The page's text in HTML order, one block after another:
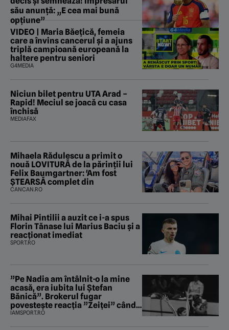
său anunță: „E cea mai bună
opțiune”
VIDEO | Maria Băețică, femeia
care a învins cancerul și a ajuns
triplă campioană europeană la
haltere pentru seniori
G4MEDIA
Niciun bilet pentru UTA Arad –
Rapid! Meciul se joacă cu casa
închisă
MEDIAFAX
Mihaela Rădulescu a primit o
nouă LOVITURĂ de la părinții lui
Felix Baumgartner: 'Am fost
ȘTEARSĂ complet din
CANCAN.RO
Mihai Pintilii a auzit ce i-a spus
Florin Tănase lui Marius Baciu și a
reacționat imediat
SPORT.RO
”Pe Nadia am întâlnit-o la mine
acasă, era iubita lui Ștefan
Bănică”. Brokerul fugar
povestește reacția ”Zeiței” când
i-a intrat în baie
IAMSPORT.RO